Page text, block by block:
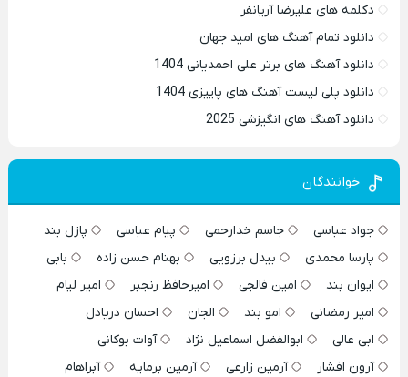
دکلمه های علیرضا آریانفر
دانلود تمام آهنگ های امید جهان
دانلود آهنگ های برتر علی احمدیانی 1404
دانلود پلی لیست آهنگ های پاییزی 1404
دانلود آهنگ های انگیزشی 2025
خوانندگان
جواد عباسی جاسم خدارحمی پیام عباسی
پازل بند
پارسا محمدی
بیدل برزویی بهنام حسن زاده
بابی
ایوان بند
امین فالجی امیرحافظ رنجبر
امیر لیام
امیر رمضانی
امو بند الجان
احسان دریادل
ابی عالی
ابوالفضل اسماعیل نژاد
آوات بوکانی
آرون افشار
آرمین زارعی آرمین برمایه
آبراهام